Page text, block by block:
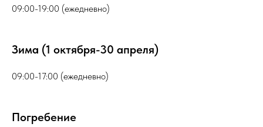
09:00-19:00 (ежедневно)
Зима (1 октября-30 апреля)
09:00-17:00 (ежедневно)
Погребение